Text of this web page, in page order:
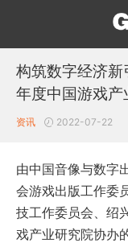
构筑数字经济
年度中国游戏
资讯 2022-07-22
由中国音像与数字
会游戏出版工作委
技工作委员会、绍
戏产业研究院协办